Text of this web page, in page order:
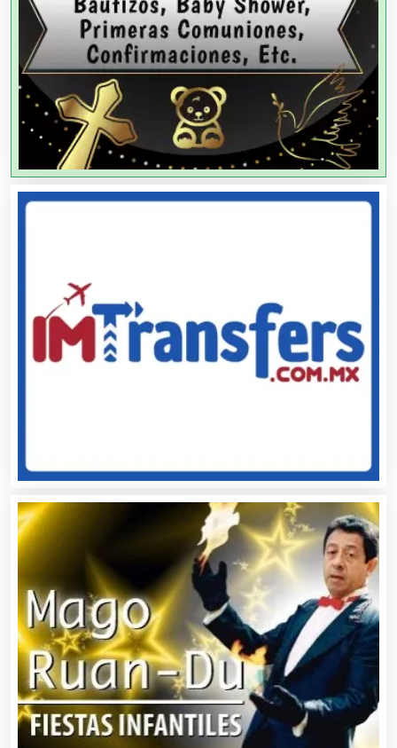
Agencias de Publicidad
Agencias de Viajes
Agricultores
Agua Purificada
Aire Acondicionado
Albercas
Alimentos
Almacenaje
Alquiler de Autos